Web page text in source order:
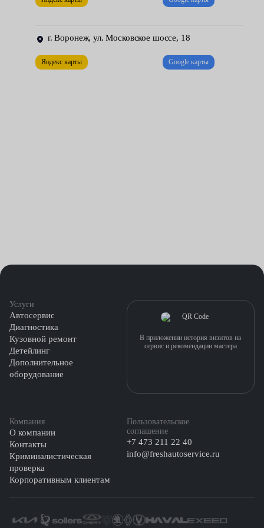
г. Воронеж, ул. Московское шоссе, 18
Яндекс карты Google карты
Услуги
Автосервис
Диагностика
Кузовной ремонт
Детейлинг
Дополнительное
оборудование
Компания
О компании
Контакты
Криминалистическая
проверка
Корпоративным клиентам
Пользовательское
соглашение
+7 473 211 22 40
info@freshautoservice.ru
В приложении история визитов на
сервис и рекомендации мастера